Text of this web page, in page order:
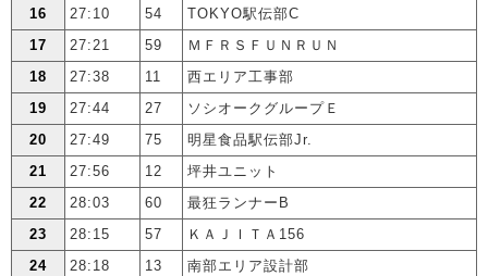
16 27:10 54
TOKYO駅伝部C
17
27:21 59
ＭＦＲＳＦＵＮＲＵＮ
18
27:38 11
西エリア工事部
19
27:44 27
ソシオークグループＥ
20
27:49 75
明星食品駅伝部Jr.
21
27:56 12
坪井ユニット
22
28:03 60
最狂ランナーB
23
28:15 57
ＫＡＪＩＴＡ156
24
28:18 13
南部エリア設計部